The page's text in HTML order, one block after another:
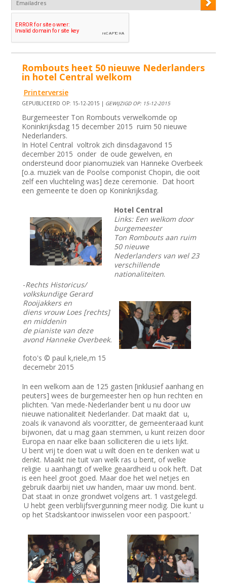
Rombouts heet 50 nieuwe Nederlanders
in hotel Central welkom
Printerversie
GEPUBLICEERD OP: 15-12-2015 | GEWIJZIGD OP: 15-12-2015
Burgemeester Ton Rombouts verwelkomde op
Koninkrijksdag 15 december 2015 ruim 50 nieuwe
Nederlanders.
In Hotel Central voltrok zich dinsdagavond 15
december 2015 onder de oude gewelven, en
ondersteund door pianomuziek van Hanneke Overbeek
[o.a. muziek van de Poolse componist Chopin, die ooit
zelf een vluchteling was] deze ceremonie. Dat hoort
een gemeente te doen op Koninkrijksdag.
Hotel Central
Links: Een welkom door
burgemeester
Ton Rombouts aan ruim
50 nieuwe
Nederlanders van wel 23
verschillende
nationaliteiten.
-Rechts Historicus/
volkskundige Gerard
Rooijakkers en
diens vrouw Loes [rechts]
en middenin
de pianiste van deze
avond Hanneke Overbeek.
foto's © paul k,riele,m 15
decemebr 2015
In een welkom aan de 125 gasten [inklusief aanhang en
peuters] wees de burgemeester hen op hun rechten en
plichten. 'Van mede-Nederlander bent u nu door uw
nieuwe nationaliteit Nederlander. Dat maakt dat u,
zoals ik vanavond als voorzitter, de gemeenteraad kunt
bijwonen, dat u mag gaan stemmen, u kunt reizen door
Europa en naar elke baan solliciteren die u iets lijkt.
U bent vrij te doen wat u wilt doen en te denken wat u
denkt. Maakt nie tuit van welk ras u bent, of welke
religie u aanhangt of welke geaardheid u ook heft. Dat
is een heel groot goed. Maar doe het wel netjes en
gebruik daarbij niet uw handen, maar uw mond. bent.
Dat staat in onze grondwet volgens art. 1 vastgelegd.
U hebt geen verblijfsvergunning meer nodig. Die kunt u
op het Stadskantoor inwisselen voor een paspoort.'